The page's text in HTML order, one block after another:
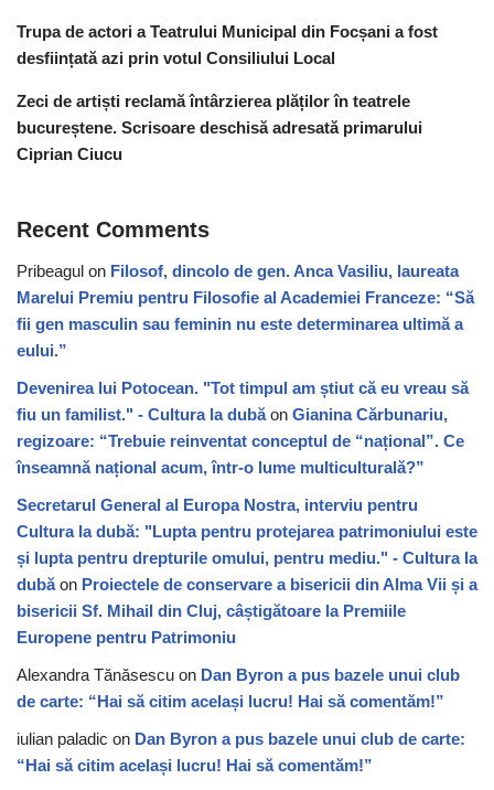
Trupa de actori a Teatrului Municipal din Focșani a fost
desființată azi prin votul Consiliului Local
Zeci de artiști reclamă întârzierea plăților în teatrele
bucureștene. Scrisoare deschisă adresată primarului
Ciprian Ciucu
Recent Comments
Pribeagul on Filosof, dincolo de gen. Anca Vasiliu, laureata
Marelui Premiu pentru Filosofie al Academiei Franceze: “Să
fii gen masculin sau feminin nu este determinarea ultimă a
eului.”
Devenirea lui Potocean. "Tot timpul am știut că eu vreau să
fiu un familist." - Cultura la dubăon Gianina Cărbunariu,
regizoare: “Trebuie reinventat conceptul de “național”. Ce
înseamnă național acum, într-o lume multiculturală?”
Secretarul General al Europa Nostra, interviu pentru
Cultura la dubă: "Lupta pentru protejarea patrimoniului este
și lupta pentru drepturile omului, pentru mediu." - Cultura la
dubăon Proiectele de conservare a bisericii din Alma Vii și a
bisericii Sf. Mihail din Cluj, câștigătoare la Premiile
Europene pentru Patrimoniu
Alexandra Tănăsescu on Dan Byron a pus bazele unui club
de carte: “Hai să citim același lucru! Hai să comentăm!”
iulian paladic on Dan Byron a pus bazele unui club de carte:
“Hai să citim același lucru! Hai să comentăm!”